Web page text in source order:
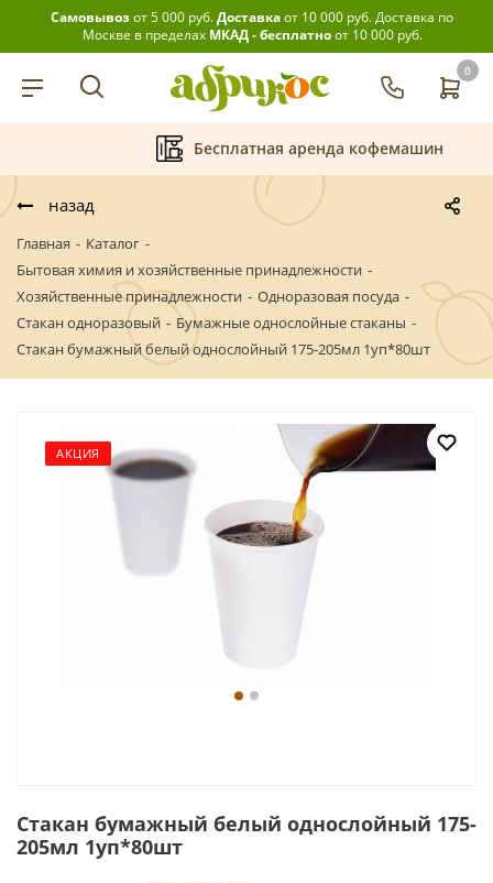
Самовывозот 5 000 руб.Доставкаот 10 000 руб.Доставка по
Москве в пределах МКАД - бесплатноот 10 000 руб.
0
-10% на САМОВЫВОЗ
назад
Главная - Каталог -
Бытовая химия и хозяйственные принадлежности -
Хозяйственные принадлежности - Одноразовая посуда -
Стакан одноразовый - Бумажные однослойные стаканы -
Стакан бумажный белый однослойный 175-205мл 1уп*80шт
АКЦИЯ
Стакан бумажный белый однослойный 175-
205мл 1уп*80шт